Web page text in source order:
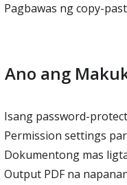
Pagbawas ng copy-
Ano ang
Isang password-
Permission settings
Dokumentong mas
Output PDF na